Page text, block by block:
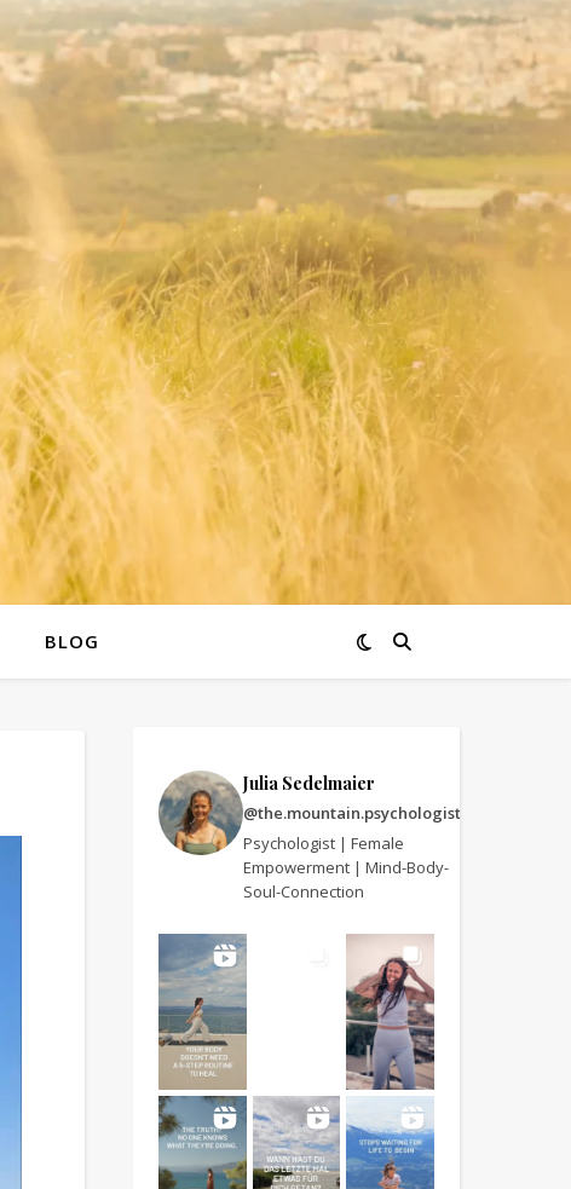
BLOG
Julia Sedelmaier
@the.mountain.psychologist
Psychologist | Female
Empowerment | Mind-Body-
Soul-Connection